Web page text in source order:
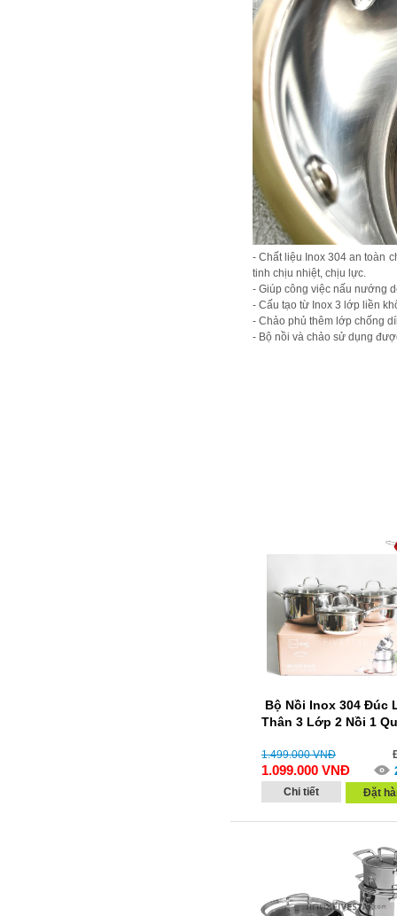
- Chất liệu Inox 304 an toàn
tinh chịu nhiệt, chịu lực.
- Giúp công việc nấu nướng
- Cấu tạo từ Inox 3 lớp liền
- Chảo phủ thêm lớp chống
- Bộ nồi và chảo sử dụng
Bộ Nồi Inox 304 Đúc
Thân 3 Lớp 2 Nồi 1
1.499.000VNĐ
1.099.000 VNĐ
Chi tiết Đặt